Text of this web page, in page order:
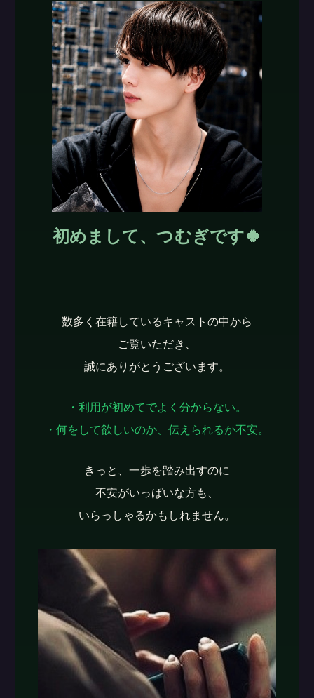
初めまして、つむぎです🍀
数多く在籍しているキャストの中から
ご覧いただき、
誠にありがとうございます。
・利用が初めてでよく分からない。
・何をして欲しいのか、伝えられるか不安。
きっと、一歩を踏み出すのに
不安がいっぱいな方も、
いらっしゃるかもしれません。